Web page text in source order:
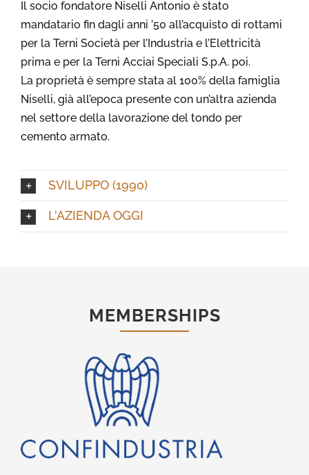
Il socio fondatore Niselli Antonio è stato
mandatario fin dagli anni ’50 all’acquisto di rottami
per la Terni Società per l’Industria e l’Elettricità
prima e per la Terni Acciai Speciali S.p.A. poi.
La proprietà è sempre stata al 100% della famiglia
Niselli, già all’epoca presente con un’altra azienda
nel settore della lavorazione del tondo per
cemento armato.
SVILUPPO (1990)
L'AZIENDA OGGI
MEMBERSHIPS